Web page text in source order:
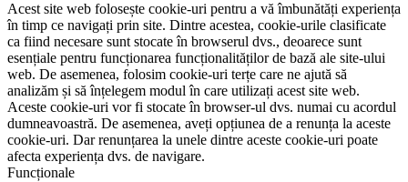
Acest site web folosește cookie-uri pentru a vă îmbunătăți experiența
în timp ce navigați prin site. Dintre acestea, cookie-urile clasificate
ca fiind necesare sunt stocate în browserul dvs., deoarece sunt
esențiale pentru funcționarea funcționalităților de bază ale site-ului
web. De asemenea, folosim cookie-uri terțe care ne ajută să
analizăm și să înțelegem modul în care utilizați acest site web.
Aceste cookie-uri vor fi stocate în browser-ul dvs. numai cu acordul
dumneavoastră. De asemenea, aveți opțiunea de a renunța la aceste
cookie-uri. Dar renunțarea la unele dintre aceste cookie-uri poate
afecta experiența dvs. de navigare.
Funcționale